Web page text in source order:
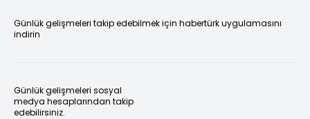
Günlük gelişmeleri takip edebilmek için habertürk uygulamasını
indirin
Günlük gelişmeleri sosyal
medya hesaplarından takip
edebilirsiniz.